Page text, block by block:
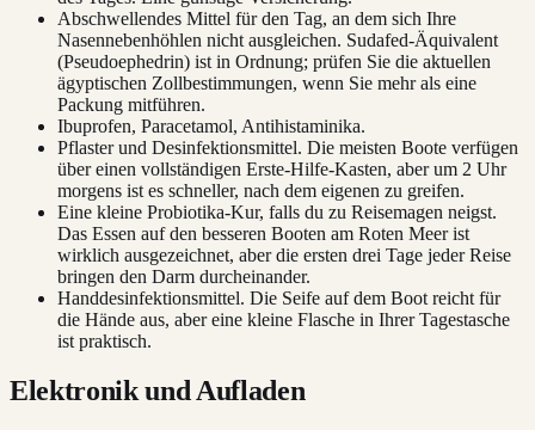
Abschwellendes Mittel für den Tag, an dem sich Ihre
Nasennebenhöhlen nicht ausgleichen. Sudafed-Äquivalent
(Pseudoephedrin) ist in Ordnung; prüfen Sie die aktuellen
ägyptischen Zollbestimmungen, wenn Sie mehr als eine
Packung mitführen.
Ibuprofen, Paracetamol, Antihistaminika.
Pflaster und Desinfektionsmittel. Die meisten Boote verfügen
über einen vollständigen Erste-Hilfe-Kasten, aber um 2 Uhr
morgens ist es schneller, nach dem eigenen zu greifen.
Eine kleine Probiotika-Kur, falls du zu Reisemagen neigst.
Das Essen auf den besseren Booten am Roten Meer ist
wirklich ausgezeichnet, aber die ersten drei Tage jeder Reise
bringen den Darm durcheinander.
Handdesinfektionsmittel. Die Seife auf dem Boot reicht für
die Hände aus, aber eine kleine Flasche in Ihrer Tagestasche
ist praktisch.
Elektronik und Aufladen